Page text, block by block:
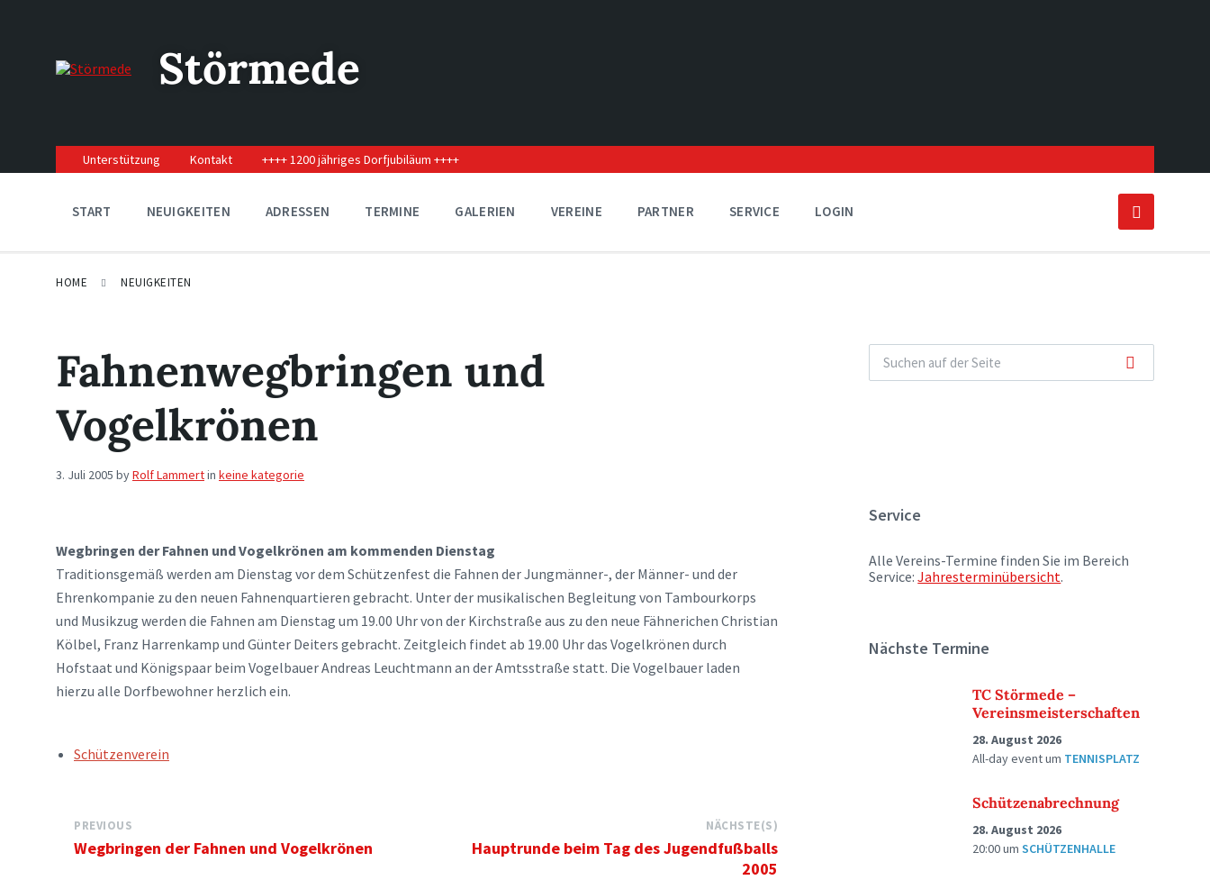
navigation
Störmede
Unterstützung Kontakt ++++ 1200 jähriges Dorfjubiläum ++++
START NEUIGKEITEN ADRESSEN TERMINE GALERIEN VEREINE PARTNER SERVICE LOGIN
HOME NEUIGKEITEN
Fahnenwegbringen und
Vogelkrönen
3. Juli 2005 byRolf Lammertin keine kategorie
Wegbringen der Fahnen und Vogelkrönen am kommenden Dienstag
Traditionsgemäß werden am Dienstag vor dem Schützenfest die Fahnen der Jungmänner-, der Männer- und der
Ehrenkompanie zu den neuen Fahnenquartieren gebracht. Unter der musikalischen Begleitung von Tambourkorps
und Musikzug werden die Fahnen am Dienstag um 19.00 Uhr von der Kirchstraße aus zu den neue Fähnerichen Christian
Kölbel, Franz Harrenkamp und Günter Deiters gebracht. Zeitgleich findet ab 19.00 Uhr das Vogelkrönen durch
Hofstaat und Königspaar beim Vogelbauer Andreas Leuchtmann an der Amtsstraße statt. Die Vogelbauer laden
hierzu alle Dorfbewohner herzlich ein.
TAGS:Schützenverein
PREVIOUS
Wegbringen der Fahnen und Vogelkrönen
NÄCHSTE(S)
Hauptrunde beim Tag des Jugendfußballs
2005
Service
Alle Vereins-Termine finden Sie im Bereich
Service:Jahresterminübersicht.
Nächste Termine
TC Störmede –
Vereinsmeisterschaften
28. August 2026
All-day eventum TENNISPLATZ
Schützenabrechnung
28. August 2026
20:00umSCHÜTZENHALLE